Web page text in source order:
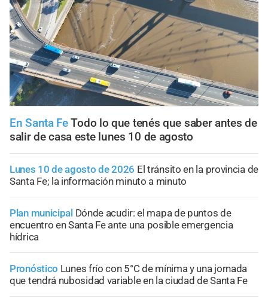
En Santa FeTodo lo que tenés que saber antes de
salir de casa este lunes 10 de agosto
Lunes 10 de agosto de 2026 El tránsito en la provincia de
Santa Fe; la información minuto a minuto
Plan municipal Dónde acudir: el mapa de puntos de
encuentro en Santa Fe ante una posible emergencia
hídrica
Pronóstico Lunes frío con 5°C de mínima y una jornada
que tendrá nubosidad variable en la ciudad de Santa Fe